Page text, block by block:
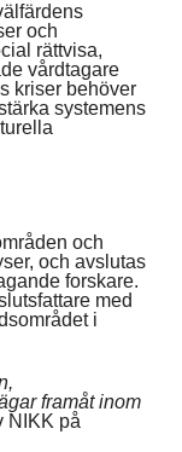
och
rättvisa,
vårdtagare
kriser behöver
systemens
och
och avslutas
forskare.
med
i
framåt inom
NIKK på